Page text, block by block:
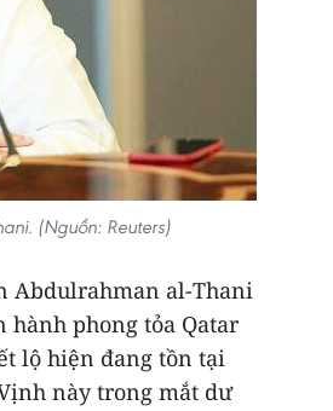
(Nguồn: Reuters)
Abdulrahman al-Thani
hành phong tỏa Qatar
lộ hiện đang tồn tại
này trong mắt dư